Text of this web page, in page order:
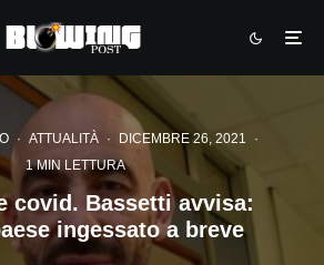
· ATTUALITÀ · DICEMBRE 26, 2021
·
1 MIN LETTURA
covid. Bassetti avvisa:
ingessato a breve